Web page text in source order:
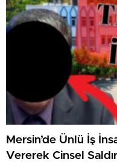
Mersin’de Ünlü İş
Vererek Cinsel